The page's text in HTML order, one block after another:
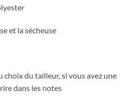
et la sécheuse
choix du tailleur, si vous avez une
dans les notes